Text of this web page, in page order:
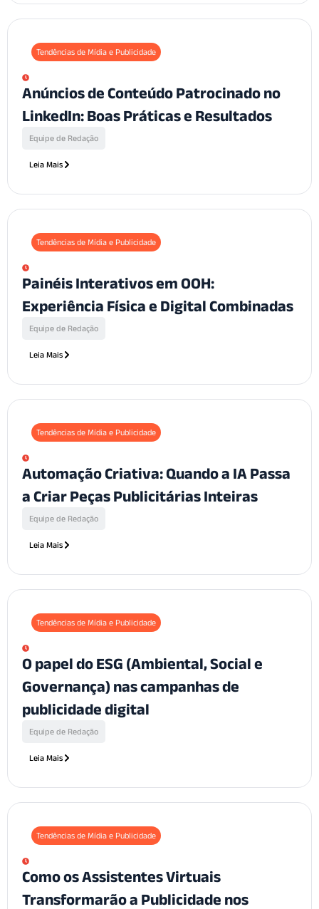
Tendências de Mídia e Publicidade
Anúncios de Conteúdo Patrocinado no
LinkedIn: Boas Práticas e Resultados
Equipe de Redação
Leia Mais
Tendências de Mídia e Publicidade
Painéis Interativos em OOH:
Experiência Física e Digital Combinadas
Equipe de Redação
Leia Mais
Tendências de Mídia e Publicidade
Automação Criativa: Quando a IA Passa
a Criar Peças Publicitárias Inteiras
Equipe de Redação
Leia Mais
Tendências de Mídia e Publicidade
O papel do ESG (Ambiental, Social e
Governança) nas campanhas de
publicidade digital
Equipe de Redação
Leia Mais
Tendências de Mídia e Publicidade
Como os Assistentes Virtuais
Transformarão a Publicidade nos